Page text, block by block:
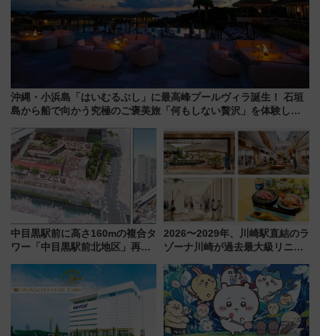
沖縄・小浜島「はいむるぶし」に最高峰プールヴィラ誕生！ 石垣
島から船で向かう究極のご褒美旅「何もしない贅沢」を体験して
中目黒駅前に高さ160mの複合タ
ワー「中目黒駅前北地区」再開
2026〜2029年、川崎駅直結のラ
ゾーナ川崎が過去最大級リニュ
「いつから何が変わるか」徹底
解説！